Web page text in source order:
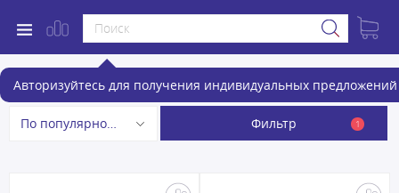
Авторизуйтесь для получения индивидуальных предложений
Стиральные машины
По популярности Фильтр 1